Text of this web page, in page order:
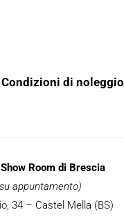
Condizioni di noleggio
Room di Brescia
appuntamento)
34 – Castel Mella (BS)